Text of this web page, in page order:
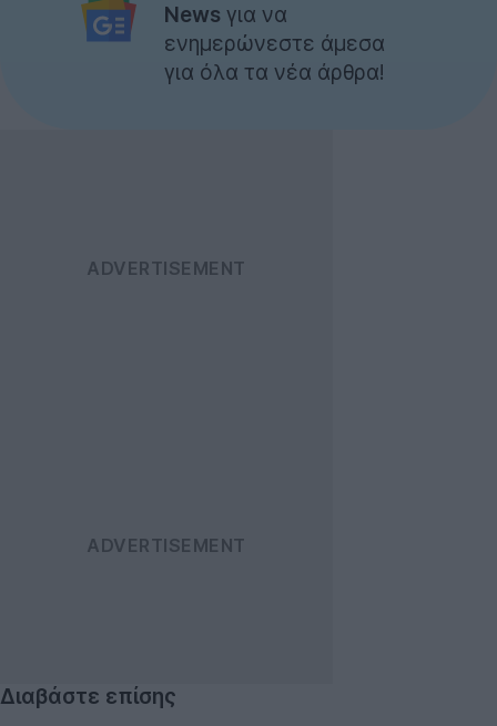
News για να
ενημερώνεστε άμεσα
για όλα τα νέα άρθρα!
Διαβάστε επίσης